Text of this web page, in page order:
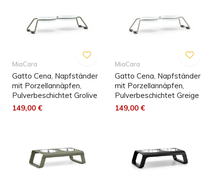
MiaCara
Gatto Cena, Napfständer
mit Porzellannäpfen,
Pulverbeschichtet Grolive
149,00 €
MiaCara
Gatto Cena, Napfständer
mit Porzellannäpfen,
Pulverbeschichtet Greige
149,00 €